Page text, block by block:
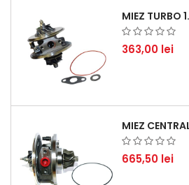
363,00 lei
665,50 lei